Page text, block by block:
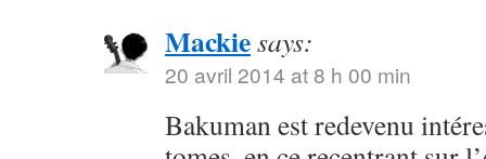
Mackiesays:
20 avril 2014 at 8 h 00 min
Bakuman est redevenu